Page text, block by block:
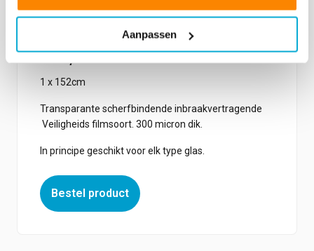
Aanpassen
Vanaf:€56.20
1 x 152cm
Transparante scherfbindende inbraakvertragende
Veiligheids filmsoort. 300 micron dik.
In principe geschikt voor elk type glas.
Bestel product